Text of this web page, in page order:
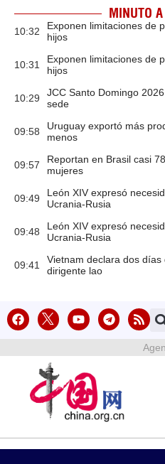
MINUTO
10:32
Exponen limitaciones de
hijos
10:31
Exponen limitaciones de
hijos
10:29
JCC Santo Domingo
sede
09:58
Uruguay exportó más
menos
09:57
Reportan en Brasil casi
mujeres
09:49
León XIV expresó
Ucrania-Rusia
09:48
León XIV expresó
Ucrania-Rusia
09:41
Vietnam declara dos
dirigente lao